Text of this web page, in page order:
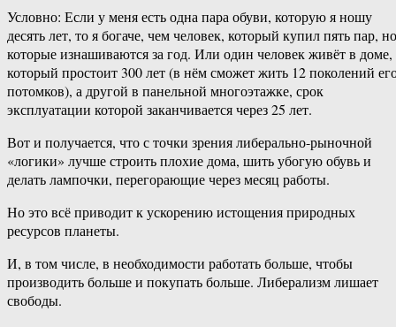
Условно: Если у меня есть одна пара обуви, которую я ношу
десять лет, то я богаче, чем человек, который купил пять пар, но
которые изнашиваются за год. Или один человек живёт в доме,
который простоит 300 лет (в нём сможет жить 12 поколений
потомков), а другой в панельной многоэтажке, срок
эксплуатации которой заканчивается через 25 лет.
Вот и получается, что с точки зрения либерально-рыночной
«логики» лучше строить плохие дома, шить убогую обувь и
делать лампочки, перегорающие через месяц работы.
Но это всё приводит к ускорению истощения природных
ресурсов планеты.
И, в том числе, в необходимости работать больше, чтобы
производить больше и покупать больше. Либерализм лишает
свободы.